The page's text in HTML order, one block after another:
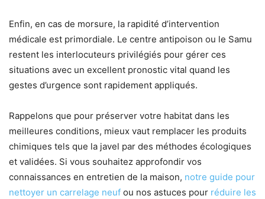
Enfin, en cas de morsure, la rapidité d’intervention
médicale est primordiale. Le centre antipoison ou le Samu
restent les interlocuteurs privilégiés pour gérer ces
situations avec un excellent pronostic vital quand les
gestes d’urgence sont rapidement appliqués.
Rappelons que pour préserver votre habitat dans les
meilleures conditions, mieux vaut remplacer les produits
chimiques tels que la javel par des méthodes écologiques
et validées. Si vous souhaitez approfondir vos
connaissances en entretien de la maison, notre guide pour
nettoyer un carrelage neuf ou nos astuces pour réduire les